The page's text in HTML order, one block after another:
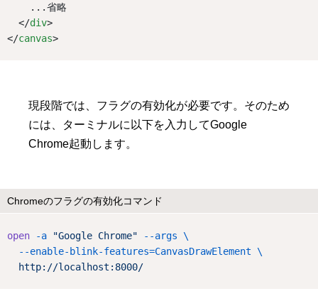
    ...省略
  </
div>
</canvas>
現段階では、フラグの有効化が必要です。そのため
には、ターミナルに以下を入力してGoogle
Chrome起動します。
Chromeのフラグの有効化コマンド
open -a "Google Chrome" --args \
--enable-blink-features=CanvasDrawElement \
http://localhost:8000/